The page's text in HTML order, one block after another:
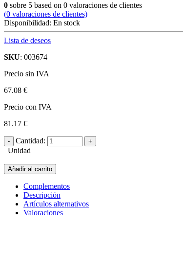
0 sobre 5 based on 0 valoraciones de clientes
(0 valoraciones de clientes)
Disponibilidad: En stock
Lista de deseos
SKU: 003674
Precio sin IVA
67.08 €
Precio con IVA
81.17 €
Cantidad:
Unidad
Añadir al carrito
Complementos
Descripción
Artículos alternativos
Valoraciones